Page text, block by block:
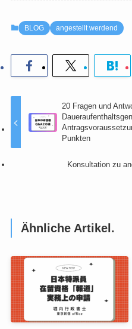
BLOG angestellt werdend
20 Fragen und
Punkten
Konsultation zu
Ähnliche Artikel.